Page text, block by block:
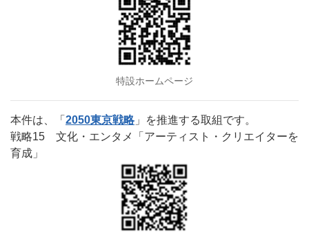
特設ホームページ
本件は、「 2050東京戦略」を推進する取組です。
戦略15 文化・エンタメ「アーティスト・クリエイターを
育成」